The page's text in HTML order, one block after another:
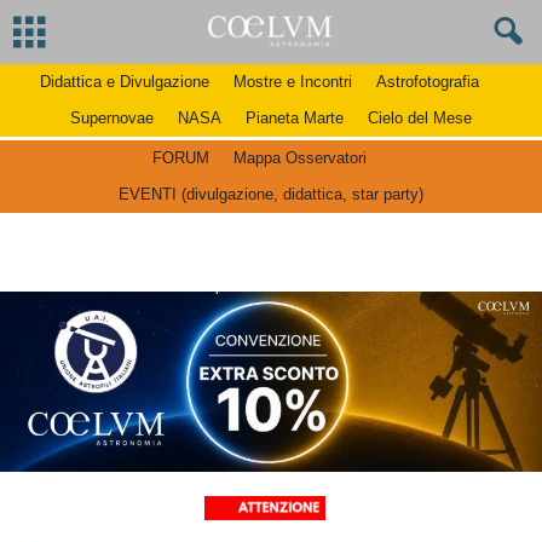
Didattica e Divulgazione Mostre e Incontri
Astrofotografia
Supernovae
NASA Pianeta Marte Cielo del Mese
FORUM
Mappa Osservatori
EVENTI (divulgazione, didattica, star party)